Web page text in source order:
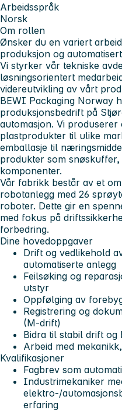
Arbeidsspråk
Norsk
Om rollen
Ønsker du en variert
produksjon og
Vi styrker vår tekniske
løsningsorientert
videreutvikling av vårt
BEWI Packaging Norway
produksjonsbedrift på
automasjon. Vi
plastprodukter til ulike
emballasje til
produkter som
komponenter.
Vår fabrikk består av et
robotanlegg med 26
roboter. Dette gir en
med fokus på
forbedring.
Dine hovedoppgaver
Drift og vedlikehold
automatiserte anlegg
Feilsøking og
utstyr
Oppfølging av
Registrering og
(M‑drift)
Bidra til stabil drift
Arbeid med
Kvalifikasjoner
Fagbrev som
Industrimekaniker
elektro-/
erfaring